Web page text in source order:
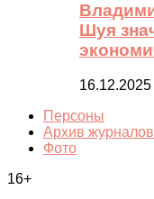
Шуя
16.12.2025
Персоны
Архив журналов
Фото
16+